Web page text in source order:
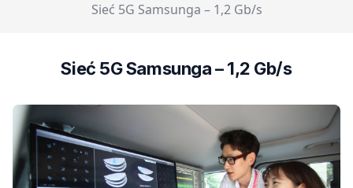
Sieć 5G Samsunga – 1,2 Gb/s
Sieć 5G Samsunga – 1,2 Gb/s